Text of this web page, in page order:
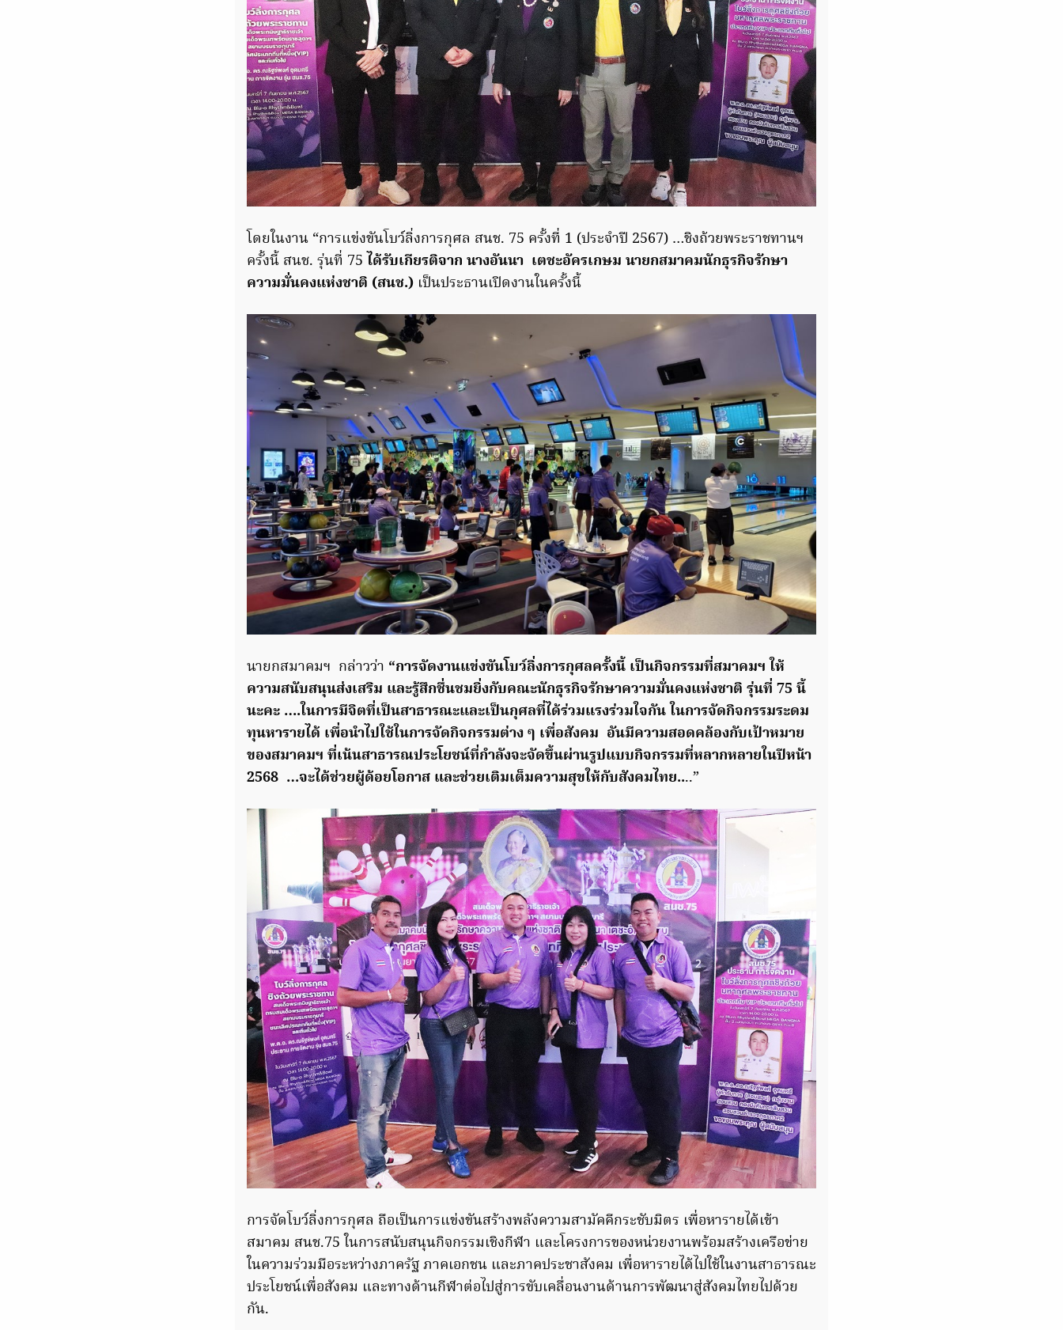
โดยในงาน “การแข่งขันโบว์ลิ่งการกุศล สนช. 75 ครั้งที่ 1 (ประจำปี 2567) …ชิงถ้วยพระราชทานฯ
ครั้งนี้ สนช. รุ่นที่ 75 ได้รับเกียรติจาก นางอันนา เตชะอัครเกษม นายกสมาคมนักธุรกิจรักษา
ความมั่นคงแห่งชาติ (สนช.) เป็นประธานเปิดงานในครั้งนี้
นายกสมาคมฯ กล่าวว่า “การจัดงานแข่งขันโบว์ลิ่งการกุศลครั้งนี้ เป็นกิจกรรมที่สมาคมฯ ให้
ความสนับสนุนส่งเสริม และรู้สึกชื่นชมยิ่งกับคณะนักธุรกิจรักษาความมั่นคงแห่งชาติ รุ่นที่ 75 นี้
นะคะ ….ในการมีจิตที่เป็นสาธารณะและเป็นกุศลที่ได้ร่วมแรงร่วมใจกัน ในการจัดกิจกรรมระดม
ทุนหารายได้ เพื่อนำไปใช้ในการจัดกิจกรรมต่าง ๆ เพื่อสังคม อันมีความสอดคล้องกับเป้าหมาย
ของสมาคมฯ ที่เน้นสาธารณประโยชน์ที่กำลังจะจัดขึ้นผ่านรูปแบบกิจกรรมที่หลากหลายในปีหน้า
2568 …จะได้ช่วยผู้ด้อยโอกาส และช่วยเติมเต็มความสุขให้กับสังคมไทย....”
การจัดโบว์ลิ่งการกุศล ถือเป็นการแข่งขันสร้างพลังความสามัคคีกระชับมิตร เพื่อหารายได้เข้า
สมาคม สนช.75 ในการสนับสนุนกิจกรรมเชิงกีฬา และโครงการของหน่วยงานพร้อมสร้างเครือข่าย
ในความร่วมมือระหว่างภาครัฐ ภาคเอกชน และภาคประชาสังคม เพื่อหารายได้ไปใช้ในงานสาธารณะ
ประโยชน์เพื่อสังคม และทางด้านกีฬาต่อไปสู่การขับเคลื่อนงานด้านการพัฒนาสู่สังคมไทยไปด้วย
กัน.